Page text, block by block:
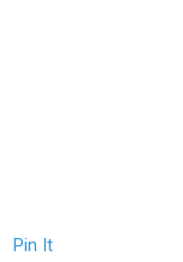
Pin It